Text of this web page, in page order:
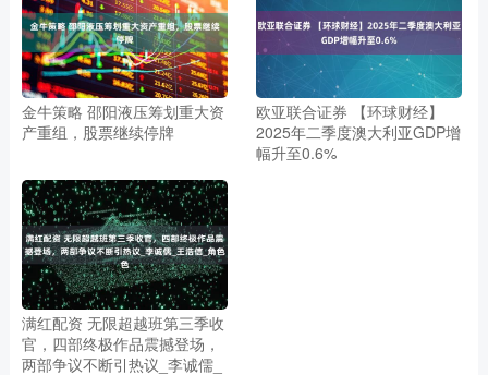
金牛策略 邵阳液压筹划重大资
产重组，股票继续停牌
欧亚联合证券 【环球财经】
2025年二季度澳大利亚GDP增
幅升至0.6%
满红配资 无限超越班第三季收
官，四部终极作品震撼登场，
两部争议不断引热议_李诚儒_